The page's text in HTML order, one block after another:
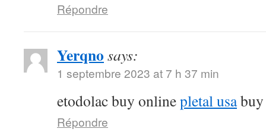
Répondre
Yerqno says:
1 septembre 2023 at 7 h 37 min
etodolac buy onlinepletal usabuy
Répondre